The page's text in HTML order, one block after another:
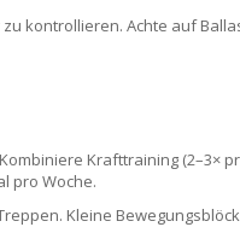
kontrollieren. Achte auf
Krafttraining (2–3×
pro Woche.
Kleine